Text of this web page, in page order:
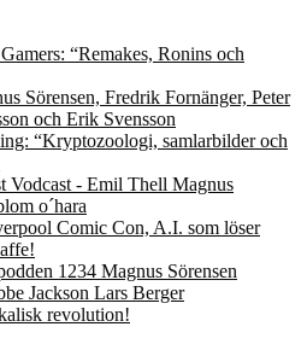
“Remakes, Ronins och
“Kryptozoologi, samlarbilder och
Comic Con, A.I. som löser
revolution!